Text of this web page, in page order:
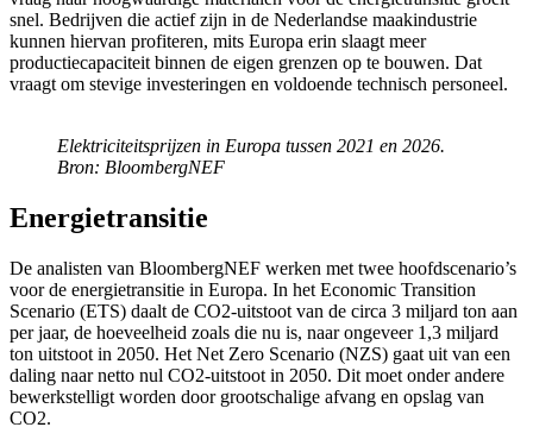
snel. Bedrijven die actief zijn in de Nederlandse maakindustrie
kunnen hiervan profiteren, mits Europa erin slaagt meer
productiecapaciteit binnen de eigen grenzen op te bouwen. Dat
vraagt om stevige investeringen en voldoende technisch personeel.
Elektriciteitsprijzen in Europa tussen 2021 en 2026.
Bron: BloombergNEF
Energietransitie
De analisten van BloombergNEF werken met twee hoofdscenario’s
voor de energietransitie in Europa. In het Economic Transition
Scenario (ETS) daalt de CO2-uitstoot van de circa 3 miljard ton aan
per jaar, de hoeveelheid zoals die nu is, naar ongeveer 1,3 miljard
ton uitstoot in 2050. Het Net Zero Scenario (NZS) gaat uit van een
daling naar netto nul CO2-uitstoot in 2050. Dit moet onder andere
bewerkstelligt worden door grootschalige afvang en opslag van
CO2.